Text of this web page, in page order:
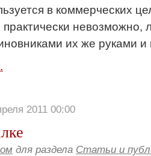
в коммерческих
практически
их же руками
2011 00:00
для раздела Статьи и